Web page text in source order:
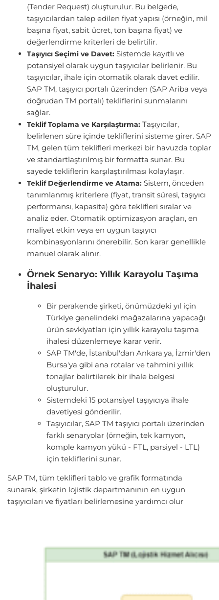
(Tender Request) oluşturulur. Bu belgede,
taşıyıcılardan talep edilen fiyat yapısı (örneğin, mil
başına fiyat, sabit ücret, ton başına fiyat) ve
değerlendirme kriterleri de belirtilir.
Taşıyıcı Seçimi ve Davet: Sistemde kayıtlı ve
potansiyel olarak uygun taşıyıcılar belirlenir. Bu
taşıyıcılar, ihale için otomatik olarak davet edilir.
SAP TM, taşıyıcı portalı üzerinden (SAP Ariba veya
doğrudan TM portalı) tekliflerini sunmalarını
sağlar.
Teklif Toplama ve Karşılaştırma: Taşıyıcılar,
belirlenen süre içinde tekliflerini sisteme girer. SAP
TM, gelen tüm teklifleri merkezi bir havuzda toplar
ve standartlaştırılmış bir formatta sunar. Bu
sayede tekliflerin karşılaştırılması kolaylaşır.
Teklif Değerlendirme ve Atama: Sistem, önceden
tanımlanmış kriterlere (fiyat, transit süresi, taşıyıcı
performansı, kapasite) göre teklifleri sıralar ve
analiz eder. Otomatik optimizasyon araçları, en
maliyet etkin veya en uygun taşıyıcı
kombinasyonlarını önerebilir. Son karar genellikle
manuel olarak alınır.
Örnek Senaryo: Yıllık Karayolu Taşıma
İhalesi
Bir perakende şirketi, önümüzdeki yıl için
Türkiye genelindeki mağazalarına yapacağı
ürün sevkiyatları için yıllık karayolu taşıma
ihalesi düzenlemeye karar verir.
SAP TM'de, İstanbul'dan Ankara'ya, İzmir'den
Bursa'ya gibi ana rotalar ve tahmini yıllık
tonajlar belirtilerek bir ihale belgesi
oluşturulur.
Sistemdeki 15 potansiyel taşıyıcıya ihale
davetiyesi gönderilir.
Taşıyıcılar, SAP TM taşıyıcı portalı üzerinden
farklı senaryolar (örneğin, tek kamyon,
komple kamyon yükü - FTL, parsiyel - LTL)
için tekliflerini sunar.
SAP TM, tüm teklifleri tablo ve grafik formatında
sunarak, şirketin lojistik departmanının en uygun
taşıyıcıları ve fiyatları belirlemesine yardımcı olur